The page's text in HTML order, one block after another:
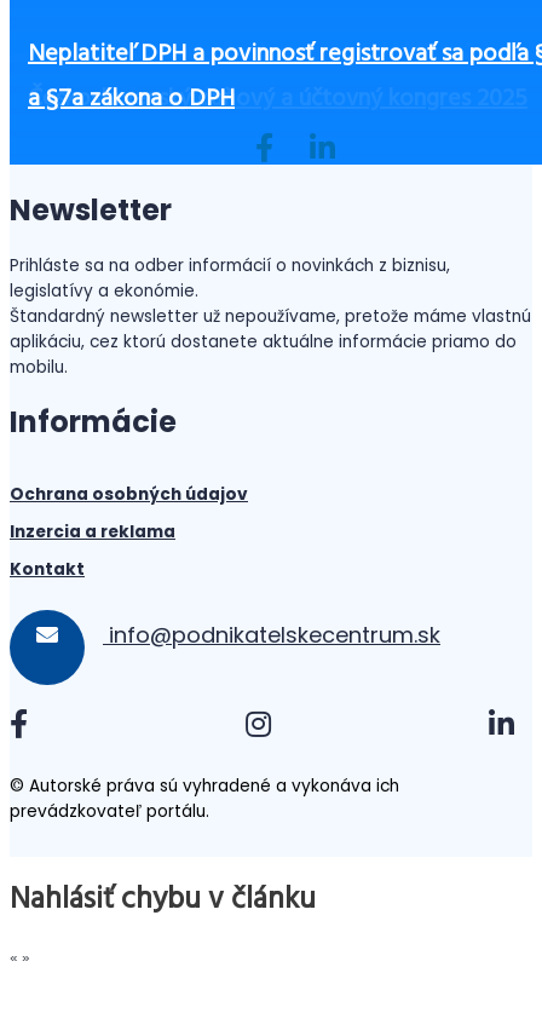
Ako začať podnikať bez peňazí?
Čo zvážiť pri výbere výbavy pre zamestnancov,
ste ušetrili a zvýšili bezpečnosť
Zamestnávatelia pozor! Sociálna poisťovňa
povinné lehoty na predkladanie ELDZ
Účtovníctvo v Maďarsku – prehľad kľúčových
informácií
Československý daňový a účtovný kongres 2025
Neplatiteľ DPH a povinnosť registrovať sa podľa
a §7a zákona o DPH
Newsletter
Prihláste sa na odber informácií o novinkách z biznisu,
legislatívy a ekonómie.
Štandardný newsletter už nepoužívame, pretože máme vlastnú
aplikáciu, cez ktorú dostanete aktuálne informácie priamo do
mobilu.
Informácie
Ochrana osobných údajov
Inzercia a reklama
Kontakt
info@podnikatelskecentrum.sk
© Autorské práva sú vyhradené a vykonáva ich
prevádzkovateľ portálu.
Nahlásiť chybu v článku
«»